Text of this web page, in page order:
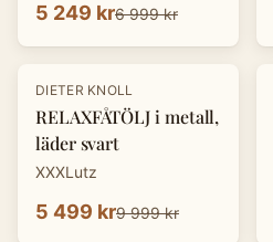
5 249 kr6 999 kr
-45%
DIETER KNOLL
RELAXFÅTÖLJ i metall,
läder svart
XXXLutz
5 499 kr9 999 kr